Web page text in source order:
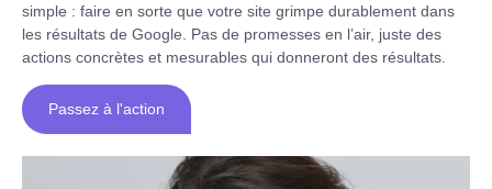
simple : faire en sorte que votre site grimpe durablement dans
les résultats de Google. Pas de promesses en l’air, juste des
actions concrètes et mesurables qui donneront des résultats.
Passez à l'action